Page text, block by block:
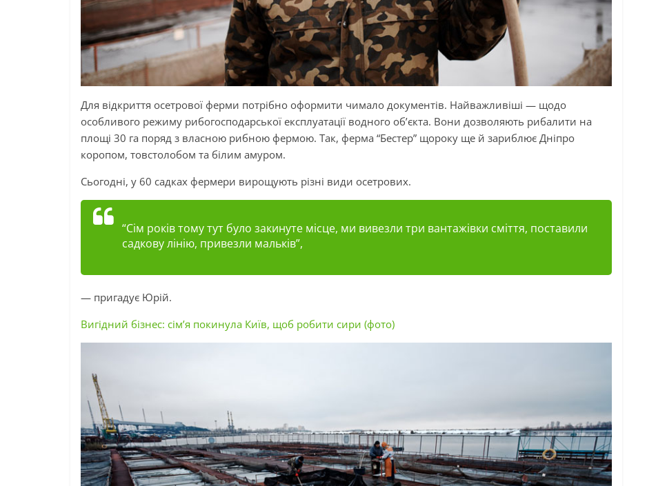
Для відкриття осетрової ферми потрібно оформити чимало документів. Найважливіші — щодо
особливого режиму рибогосподарської експлуатації водного об’єкта. Вони дозволяють рибалити на
площі 30 га поряд з власною рибною фермою. Так, ферма “Бестер” щороку ще й зариблює Дніпро
коропом, товстолобом та білим амуром.
Сьогодні, у 60 садках фермери вирощують різні види осетрових.
“Сім років тому тут було закинуте місце, ми вивезли три вантажівки сміття, поставили
садкову лінію, привезли мальків”,
— пригадує Юрій.
Вигідний бізнес: сім’я покинула Київ, щоб робити сири (фото)